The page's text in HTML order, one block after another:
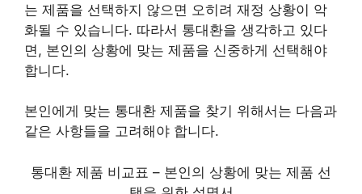
는 제품을 선택하지 않으면 오히려 재정 상황이 악
화될 수 있습니다. 따라서 통대환을 생각하고 있다
면, 본인의 상황에 맞는 제품을 신중하게 선택해야
합니다.
본인에게 맞는 통대환 제품을 찾기 위해서는 다음과
같은 사항들을 고려해야 합니다.
통대환 제품 비교표 – 본인의 상황에 맞는 제품 선